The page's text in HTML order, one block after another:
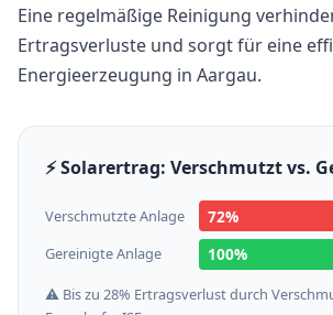
Eine regelmäßige Reinigung
Ertragsverluste und sorgt für eine
Energieerzeugung in Aargau.
⚡ Solarertrag: Verschmutzt vs.
Verschmutzte Anlage 72%
Gereinigte Anlage 100%
⚠️ Bis zu 28% Ertragsverlust durch